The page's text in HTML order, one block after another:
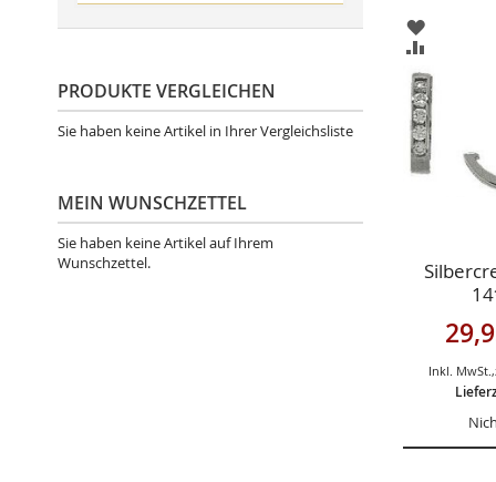
ZUR
ZUR
Inkl. MwSt.,
PRODUKTE VERGLEICHEN
Sie haben keine Artikel in Ihrer Vergleichsliste
MEIN WUNSCHZETTEL
Sie haben keine Artikel auf Ihrem
Wunschzettel.